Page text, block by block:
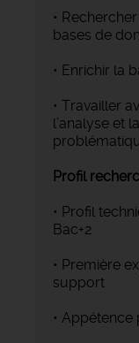
•
bases de
• Enrichir la
• Travailler
l’analyse et
Profil
• Profil
Bac+2
• Première
support
•